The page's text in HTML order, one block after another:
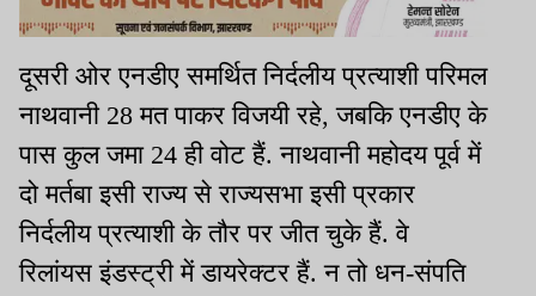
दूसरी ओर एनडीए समर्थित निर्दलीय प्रत्याशी परिमल
नाथवानी 28 मत पाकर विजयी रहे, जबकि एनडीए के
पास कुल जमा 24 ही वोट हैं. नाथवानी महोदय पूर्व में
दो मर्तबा इसी राज्य से राज्यसभा इसी प्रकार
निर्दलीय प्रत्याशी के तौर पर जीत चुके हैं. वे
रिलांयस इंडस्ट्री में डायरेक्टर हैं. न तो धन-संपति